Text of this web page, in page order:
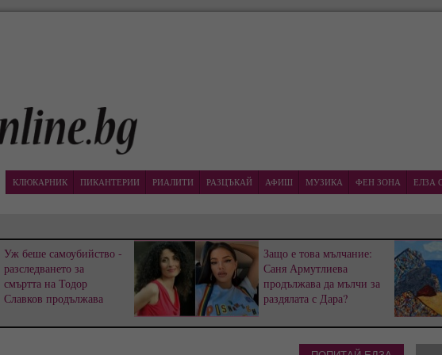
КЛЮКАРНИК ПИКАНТЕРИИ РИАЛИТИ РАЗЦЪКАЙ АФИШ МУЗИКА ФЕН ЗОНА ЕЛЗА
Уж беше самоубийство -
разследването за
смъртта на Тодор
Славков продължава
Защо е това мълчание:
Саня Армутлиева
продължава да мълчи за
раздялата с Дара?